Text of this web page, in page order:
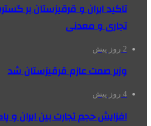
تاکید ایران و قرقیزستان بر
تجاری و معدنی
2 روز پیش
وزیر صمت عازم قرقیزستان شد
4 روز پیش